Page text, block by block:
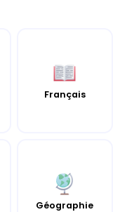
Français
Géographie